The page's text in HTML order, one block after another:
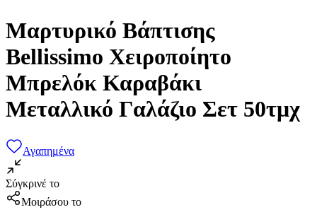
Μαρτυρικό Βάπτισης
Bellissimo Χειροποίητο
Μπρελόκ Καραβάκι
Μεταλλικό Γαλάζιο Σετ 50τμχ
Αγαπημένα
Σύγκρινέ το
Μοιράσου το